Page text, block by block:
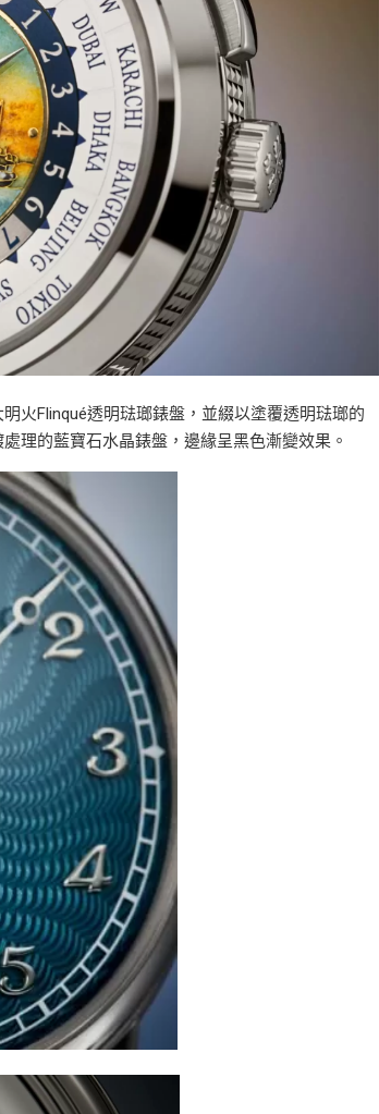
火Flinqué透明琺瑯錶盤，並綴以塗覆透明琺瑯的
理的藍寶石水晶錶盤，邊緣呈黑色漸變效果。